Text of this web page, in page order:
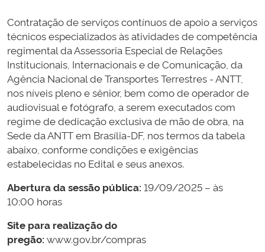
Contratação de serviços contínuos deapoio a serviços
técnicos especializados às atividades de competência
regimental da Assessoria Especial de Relações
Institucionais, Internacionais e de Comunicação, da
Agência Nacional de Transportes Terrestres - ANTT,
nos níveis pleno e sênior, bem como de operador de
audiovisual e fotógrafo, a serem executados com
regime de dedicação exclusiva de mão de obra, na
Sede da ANTT em Brasília-DF, nos termos da tabela
abaixo, conforme condições e exigências
estabelecidas no Edital e seus anexos.
Abertura da sessão pública: 19/09/2025 – às
10:00 horas
Site para realização do
pregão: www.gov.br/compras